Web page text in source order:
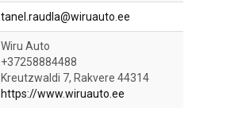
tanel.raudla@wiruauto.ee
Wiru Auto
+37258884488
Kreutzwaldi 7, Rakvere 44314
https://www.wiruauto.ee